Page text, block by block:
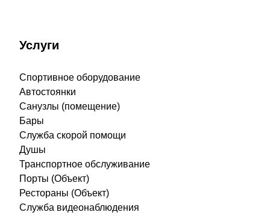
Услуги
Спортивное оборудование
Автостоянки
Санузлы (помещение)
Бары
Служба скорой помощи
Душы
Транспортное обслуживание
Порты (Объект)
Рестораны (Объект)
Служба видеонаблюдения